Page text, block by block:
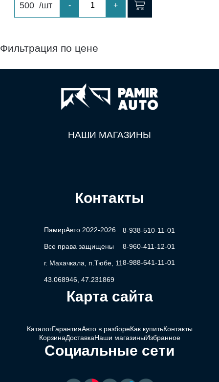
500 /шт - +
Фильтрация по цене
НАШИ МАГАЗИНЫ
Контакты
ПамирАвто 2022-2026
Все права защищены
г. Махачкала, п.Тюбе, 11
43.068946, 47.231869
8-938-510-11-01
8-960-411-12-01
8-988-641-11-01
Карта сайта
КаталогГарантияАвто в разбореКак купитьКонтакты
КорзинаДоставкаНаши магазиныИзбранное
Социальные сети